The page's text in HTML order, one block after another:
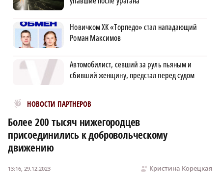
Новичком ХК «Торпедо» стал нападающий
Роман Максимов
Автомобилист, севший за руль пьяным и
сбивший женщину, предстал перед судом
НОВОСТИ ПАРТНЕРОВ
Новости МирТесен
Более 200 тысяч нижегородцев
присоединились к добровольческому
движению
Кристина Корецкая
13:16, 29.12.2023